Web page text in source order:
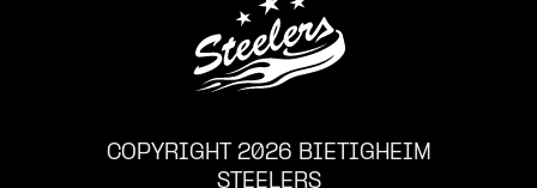
COPYRIGHT 2026 BIETIGHEIM
STEELERS